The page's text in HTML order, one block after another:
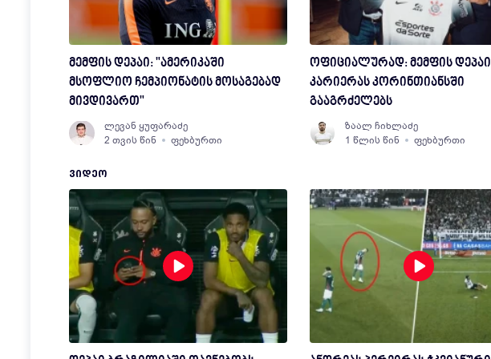
მემფის დეპაი: "ამერიკაში
მსოფლიო ჩემპიონატის მოსაგებად
მივდივართ"
ლევან ყუფარაძე
2 თვის წინ
ფეხბურთი
ოფიციალურად: მემფის დეპაი
კარიერას კორინთიანსში
გააგრძელებს
ზაალ ჩიხლაძე
1 წლის წინ
ფეხბურთი
ᲕᲘᲓᲔᲝ